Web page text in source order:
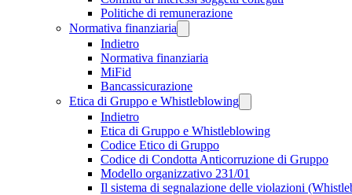
Politiche di remunerazione
Normativa finanziaria
Indietro
Normativa finanziaria
MiFid
Bancassicurazione
Etica di Gruppo e Whistleblowing
Indietro
Etica di Gruppo e Whistleblowing
Codice Etico di Gruppo
Codice di Condotta Anticorruzione di Gruppo
Modello organizzativo 231/01
Il sistema di segnalazione delle violazioni